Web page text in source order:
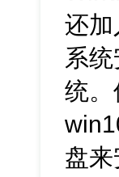
还
系
统
盘